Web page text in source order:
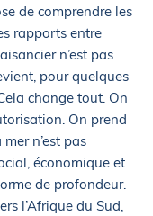
de comprendre les
rapports entre
n’est pas
pour quelques
change tout. On
On prend
n’est pas
économique et
de profondeur.
l’Afrique du Sud,